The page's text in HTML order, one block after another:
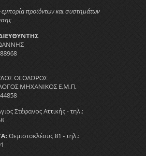
προϊόντων και συστημάτων
ΘΕΟΔΩΡΟΣ
ΜΗΧΑΝΙΚΟΣ Ε.Μ.Π.
Στέφανος Αττικής - τηλ.:
Θεμιστοκλέους 81 - τηλ.: